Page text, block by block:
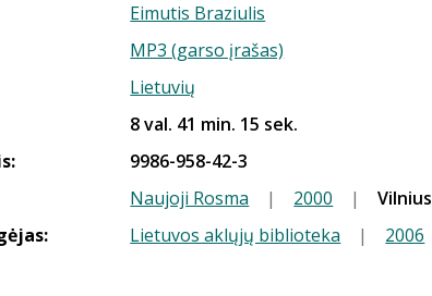
Eimutis Braziulis
MP3 (garso įrašas)
Lietuvių
8 val. 41 min. 15 sek.
9986-958-42-3
Naujoji Rosma | 2000 |
Vilnius
Lietuvos aklųjų biblioteka | 2006